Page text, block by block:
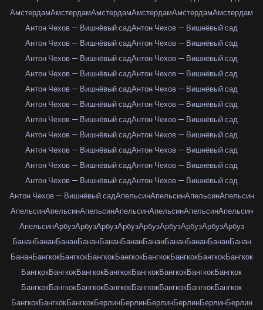
АмстердамАмстердамАмстердамАмстердамАмстердамАмстердам
Антон Чехов — Вишнёвый садАнтон Чехов — Вишнёвый сад
Антон Чехов — Вишнёвый садАнтон Чехов — Вишнёвый сад
Антон Чехов — Вишнёвый садАнтон Чехов — Вишнёвый сад
Антон Чехов — Вишнёвый садАнтон Чехов — Вишнёвый сад
Антон Чехов — Вишнёвый садАнтон Чехов — Вишнёвый сад
Антон Чехов — Вишнёвый садАнтон Чехов — Вишнёвый сад
Антон Чехов — Вишнёвый садАнтон Чехов — Вишнёвый сад
Антон Чехов — Вишнёвый садАнтон Чехов — Вишнёвый сад
Антон Чехов — Вишнёвый садАнтон Чехов — Вишнёвый сад
Антон Чехов — Вишнёвый садАнтон Чехов — Вишнёвый сад
Антон Чехов — Вишнёвый садАнтон Чехов — Вишнёвый сад
Антон Чехов — Вишнёвый садАпельсинАпельсинАпельсинАпельсин
АпельсинАпельсинАпельсинАпельсинАпельсинАпельсинАпельсин
АпельсинАрбузАрбузАрбузАрбузАрбузАрбузАрбузАрбузАрбуз
БананБананБананБананБананБананБананБананБананБананБанан
БананБангкокБангкокБангкокБангкокБангкокБангкокБангкокБангкок
БангкокБангкокБангкокБангкокБангкокБангкокБангкокБангкок
БангкокБангкокБангкокБангкокБангкокБангкокБангкокБангкок
БангкокБангкокБангкокБерлинБерлинБерлинБерлинБерлинБерлин